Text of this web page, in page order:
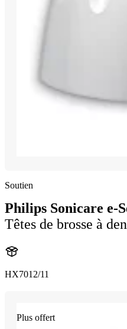
Soutien
Philips Sonicare e-
Têtes de brosse à
HX7012/11
Plus offert